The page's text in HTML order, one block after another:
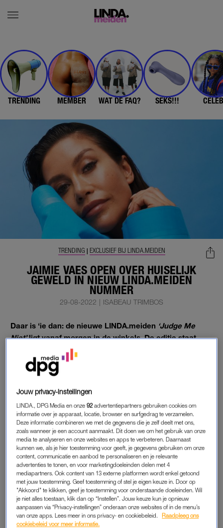
TRENDING MEMBER WAT DE FAQ? SEKS!!!
JAIMIE VAES OPEN OVER HUISELIJK
GEWELD IN NIEUW LINDA.MEIDEN
NUMMER
TRENDING | EXCLUSIEF BIJ LINDA.MEIDEN
29-08-2022 | ISABEAU TRIMBOS
Daar is ‘ie dan: de nieuwe LINDA.meiden ‘Judge Me
Niet’ligt vanaf morgen in de winkels. De editie staat
wederom ramvol met echte verhalen die er toe doen.
Je leest het in je favoriete rubrieken, spraakmakende columns
JAIMIE VAES
Zo praat Jaimie Vaes openhartig over haar ervaring met
huiselijk geweld. Wanneer bekend wordt dat Jaimie Vaes
wordt mishandeld in haar relatie, heeft heel Nederland een
mening klaar. Nu vertelt ze uitgebreid over haar eigen ervaring:
‘Je hebt te maken met een partner die spijt betuigt en dan
weer een periode heel lief doet. Voor je het weet, zit je in een
vicieuze cirkel’. Ze vertelt dat de uitgelekte beelden haar
redding waren.
Jouw privacy-instellingen
LINDA., DPG Media en onze92 advertentiepartners gebruiken cookies om
informatie over je apparaat, locatie, browser en surfgedrag te verzamelen.
Deze informatie combineren we met de gegevens die je zelf deelt met ons,
zoals wanneer je een account aanmaakt. Dit doen we om het gebruik van onze
media te analyseren en onze websites en apps te verbeteren. Daarnaast
kunnen we, als je hier toestemming voor geeft, je gegevens gebruiken om onze
content, communicatie en aanbod te personaliseren en je relevante
advertenties te tonen, en voor marketingdoeleinden delen met 4
mediapartners. Ook content van 13 externe platformen wordt enkel getoond
met jouw toestemming. Geef toestemming of stel je eigen keuze in. Door op
"Akkoord" te klikken, geef je toestemming voor onderstaande doeleinden. Wil
je niet alles toestaan, klik dan op “Instellen”. Jouw keuze kun je opnieuw
aanpassen via “Privacy-instellingen” onderaan onze websites of in de menu’s
van onze apps. Lees meer in ons privacy- en cookiebeleid.
Raadpleeg ons
cookiebeleid voor meer informatie.